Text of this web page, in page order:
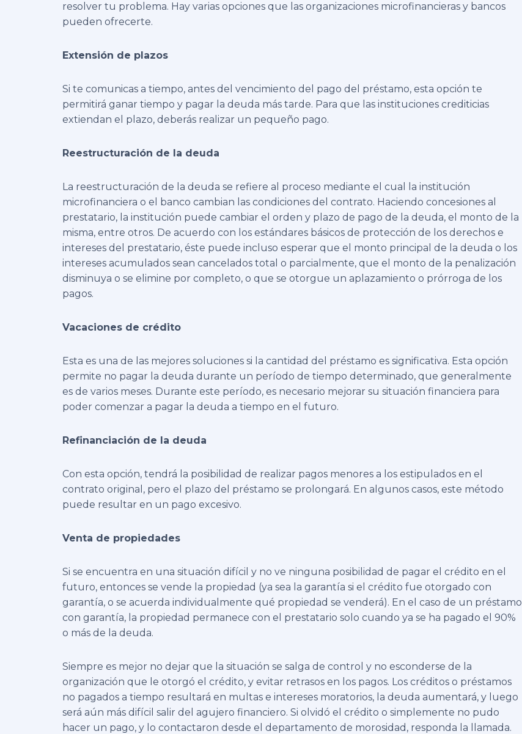
resolver tu problema. Hay varias opciones que las organizaciones microfinancieras y bancos
pueden ofrecerte.
Extensión de plazos
Si te comunicas a tiempo, antes del vencimiento del pago del préstamo, esta opción te
permitirá ganar tiempo y pagar la deuda más tarde. Para que las instituciones crediticias
extiendan el plazo, deberás realizar un pequeño pago.
Reestructuración de la deuda
La reestructuración de la deuda se refiere al proceso mediante el cual la institución
microfinanciera o el banco cambian las condiciones del contrato. Haciendo concesiones al
prestatario, la institución puede cambiar el orden y plazo de pago de la deuda, el monto de la
misma, entre otros. De acuerdo con los estándares básicos de protección de los derechos e
intereses del prestatario, éste puede incluso esperar que el monto principal de la deuda o los
intereses acumulados sean cancelados total o parcialmente, que el monto de la penalización
disminuya o se elimine por completo, o que se otorgue un aplazamiento o prórroga de los
pagos.
Vacaciones de crédito
Esta es una de las mejores soluciones si la cantidad del préstamo es significativa. Esta opción
permite no pagar la deuda durante un período de tiempo determinado, que generalmente
es de varios meses. Durante este período, es necesario mejorar su situación financiera para
poder comenzar a pagar la deuda a tiempo en el futuro.
Refinanciación de la deuda
Con esta opción, tendrá la posibilidad de realizar pagos menores a los estipulados en el
contrato original, pero el plazo del préstamo se prolongará. En algunos casos, este método
puede resultar en un pago excesivo.
Venta de propiedades
Si se encuentra en una situación difícil y no ve ninguna posibilidad de pagar el crédito en el
futuro, entonces se vende la propiedad (ya sea la garantía si el crédito fue otorgado con
garantía, o se acuerda individualmente qué propiedad se venderá). En el caso de un préstamo
con garantía, la propiedad permanece con el prestatario solo cuando ya se ha pagado el 90%
o más de la deuda.
Siempre es mejor no dejar que la situación se salga de control y no esconderse de la
organización que le otorgó el crédito, y evitar retrasos en los pagos. Los créditos o préstamos
no pagados a tiempo resultará en multas e intereses moratorios, la deuda aumentará, y luego
será aún más difícil salir del agujero financiero. Si olvidó el crédito o simplemente no pudo
hacer un pago, y lo contactaron desde el departamento de morosidad, responda la llamada.